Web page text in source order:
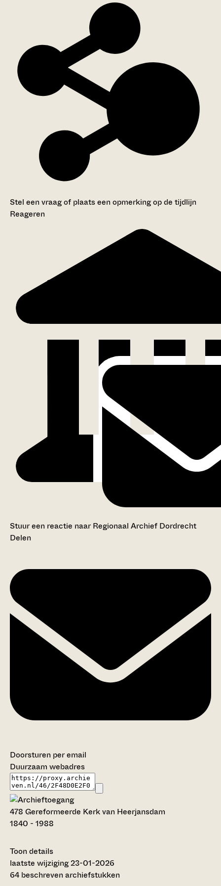
Stel een vraag of plaats een opmerking op de tijdlijn
Reageren
Stuur een reactie naar Regionaal Archief Dordrecht
Delen
Doorsturen per email
Duurzaam webadres
478 Gereformeerde Kerk van Heerjansdam
1840 - 1988
Toon details
Datering:
1840 - 1988
laatste wijziging 23-01-2026
64 beschreven archiefstukken